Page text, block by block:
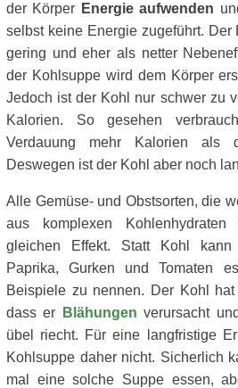
der Körper Energie aufwenden
selbst keine Energie zugeführt. Der
gering und eher als netter
der Kohlsuppe wird dem Körper
Jedoch ist der Kohl nur schwer zu
Kalorien. So gesehen
Verdauung mehr Kalorien als
Deswegen ist der Kohl aber noch
Alle Gemüse- und Obstsorten, die
aus komplexen
gleichen Effekt. Statt Kohl kann
Paprika, Gurken und Tomaten
Beispiele zu nennen. Der Kohl
dass er
Blähungen verursacht
übel riecht. Für eine langfristige
Kohlsuppe daher nicht. Sicherlich
mal eine solche Suppe essen,